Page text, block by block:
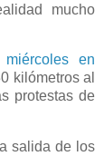
mucho
en
kilómetros al
protestas de
salida de los